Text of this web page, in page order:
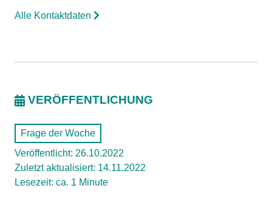
Alle Kontaktdaten
VERÖFFENTLICHUNG
Frage der Woche
Veröffentlicht: 26.10.2022
Zuletzt aktualisiert: 14.11.2022
Lesezeit: ca. 1 Minute